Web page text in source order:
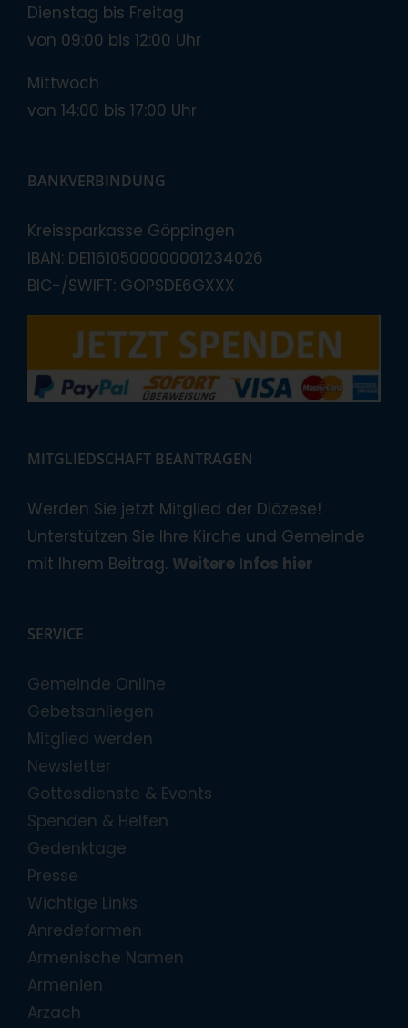
Dienstag bis Freitag
von 09:00 bis 12:00 Uhr
Mittwoch
von 14:00 bis 17:00 Uhr
BANKVERBINDUNG
Kreissparkasse Göppingen
IBAN: DE11610500000001234026
BIC-/SWIFT: GOPSDE6GXXX
MITGLIEDSCHAFT BEANTRAGEN
Werden Sie jetzt Mitglied der Diözese!
Unterstützen Sie Ihre Kirche und Gemeinde
mit Ihrem Beitrag. Weitere Infos hier
SERVICE
Gemeinde Online
Gebetsanliegen
Mitglied werden
Newsletter
Gottesdienste & Events
Spenden & Helfen
Gedenktage
Presse
Wichtige Links
Anredeformen
Armenische Namen
Armenien
Arzach